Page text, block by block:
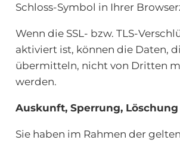
Schloss-Symbol in Ihrer
Wenn die SSL- bzw. TLS-
aktiviert ist, können die Daten,
übermitteln, nicht von Dritten
werden.
Auskunft, Sperrung, Löschung
Sie haben im Rahmen der